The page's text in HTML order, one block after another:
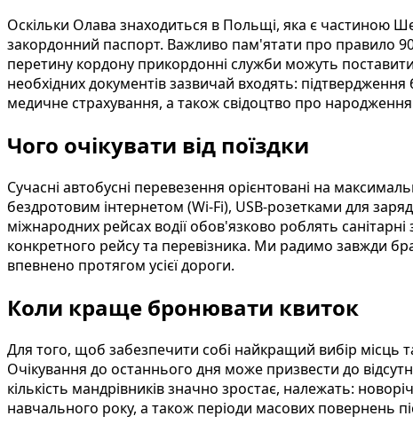
Оскільки Олава знаходиться в Польщі, яка є частиною
закордонний паспорт. Важливо пам'ятати про правило
перетину кордону прикордонні служби можуть
необхідних документів зазвичай входять:
медичне страхування, а також свідоцтво про
Чого очікувати від поїздки
Сучасні автобусні перевезення орієнтовані на
бездротовим інтернетом (Wi-Fi), USB-розетками для
міжнародних рейсах водії обов'язково роблять
конкретного рейсу та перевізника. Ми радимо завжди
впевнено протягом усієї дороги.
Коли краще бронювати квиток
Для того, щоб забезпечити собі найкращий вибір місць
Очікування до останнього дня може призвести до
кількість мандрівників значно зростає, належать:
навчального року, а також періоди масових повернень